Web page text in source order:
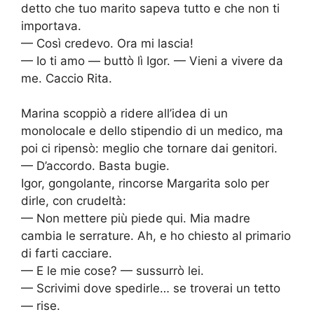
detto che tuo marito sapeva tutto e che non ti
importava.
— Così credevo. Ora mi lascia!
— Io ti amo — buttò lì Igor. — Vieni a vivere da
me. Caccio Rita.
Marina scoppiò a ridere all’idea di un
monolocale e dello stipendio di un medico, ma
poi ci ripensò: meglio che tornare dai genitori.
— D’accordo. Basta bugie.
Igor, gongolante, rincorse Margarita solo per
dirle, con crudeltà:
— Non mettere più piede qui. Mia madre
cambia le serrature. Ah, e ho chiesto al primario
di farti cacciare.
— E le mie cose? — sussurrò lei.
— Scrivimi dove spedirle… se troverai un tetto
— rise.